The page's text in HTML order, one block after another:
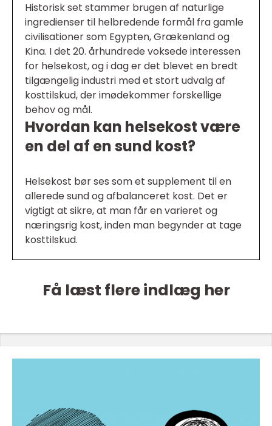
Historisk set stammer brugen af naturlige
ingredienser til helbredende formål fra gamle
civilisationer som Egypten, Grækenland og
Kina. I det 20. århundrede voksede interessen
for helsekost, og i dag er det blevet en bredt
tilgængelig industri med et stort udvalg af
kosttilskud, der imødekommer forskellige
behov og mål.
Hvordan kan helsekost være
en del af en sund kost?
Helsekost bør ses som et supplement til en
allerede sund og afbalanceret kost. Det er
vigtigt at sikre, at man får en varieret og
næringsrig kost, inden man begynder at tage
kosttilskud.
Få læst flere indlæg her